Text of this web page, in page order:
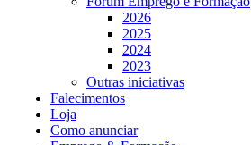
2026
2025
2024
2023
Outras iniciativas
Falecimentos
Loja
Como anunciar